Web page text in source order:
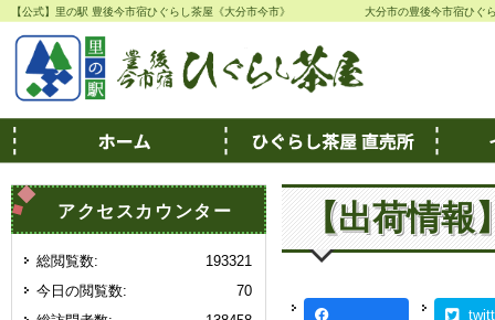
【公式】里の駅 豊後今市宿ひぐらし茶屋《大分市今市》 大分市の豊後今市宿ひぐ
【出荷情報
アクセスカウンター
193321
総閲覧数:
70
今日の閲覧数: